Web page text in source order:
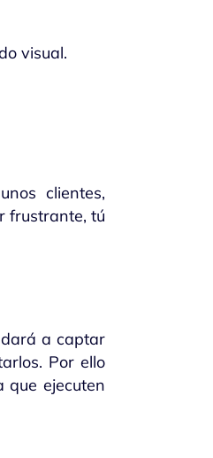
visual.
clientes,
frustrante, tú
a captar
Por ello
que ejecuten